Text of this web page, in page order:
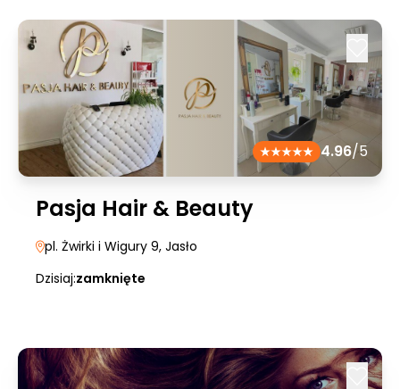
4.96/5
Pasja Hair & Beauty
pl. Żwirki i Wigury 9, Jasło
Dzisiaj:zamknięte